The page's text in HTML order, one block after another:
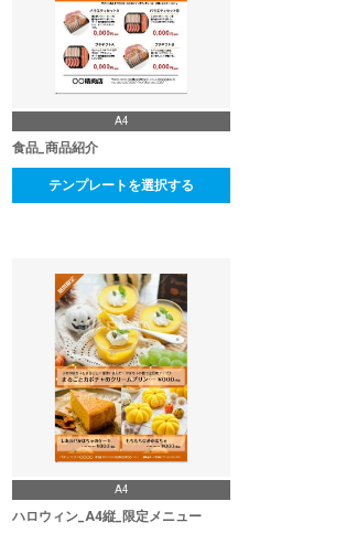
A4
食品_商品紹介
テンプレートを選択する
A4
ハロウィン_A4縦_限定メニュー